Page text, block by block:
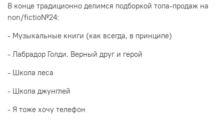
В конце традиционно делимся подборкой топа-продаж на
non/fictio№24:
- Музыкальные книги (как всегда, в принципе)
- Лабрадор Голди. Верный друг и герой
- Школа леса
- Школа джунглей
- Я тоже хочу телефон